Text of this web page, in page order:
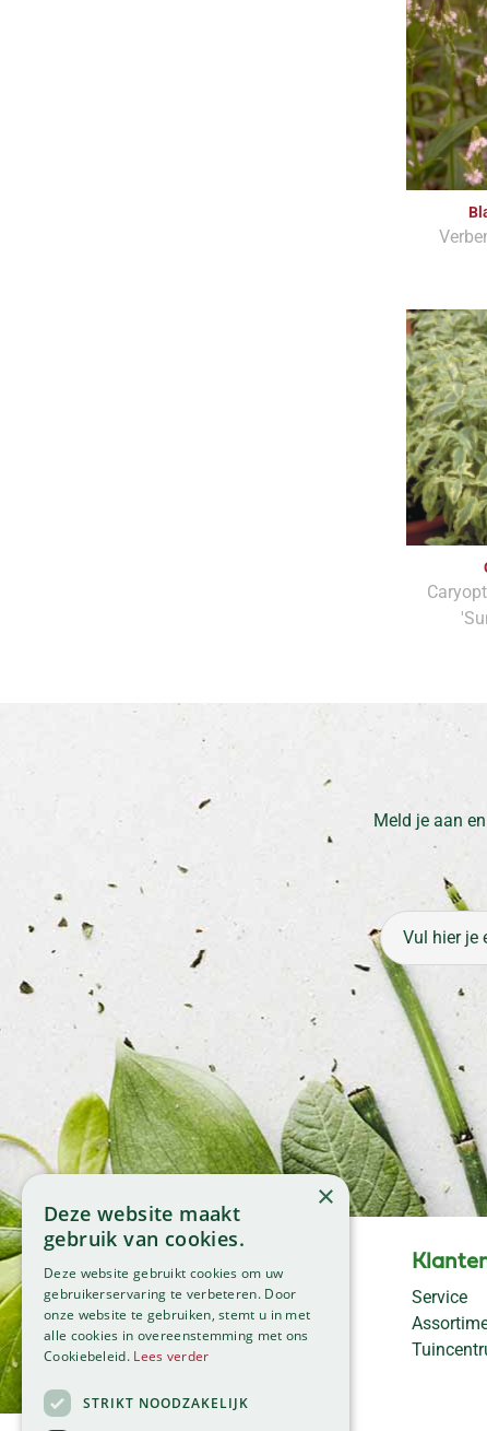
Meld je aan
Maandag
09:00 - 18:00
Dinsdag
09:00 - 18:00
Woensdag
09:00 - 18:00
Vrijdag
09:00 - 18:00
Service
×
Deze website maakt
gebruik van cookies.
Deze website gebruikt cookies om uw
gebruikerservaring te verbeteren. Door
onze website te gebruiken, stemt u in met
alle cookies in overeenstemming met ons
Cookiebeleid. Lees verder
STRIKT NOODZAKELIJK